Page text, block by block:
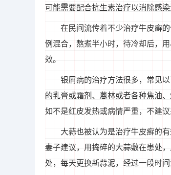
可能需要配合抗生素治疗以消除感染
在民间流传着不少治疗牛皮癣
例混合，熬煮半小时，待冷却后，
效。
银屑病的治疗方法很多，常见
的乳膏或霜剂、蒽林或者各种焦油
如不是红皮发热或病情严重，不建议
大蒜也被认为是治疗牛皮癣的
妻子建议，用捣碎的大蒜敷在患处
处，每天更换新蒜泥，经过一段时